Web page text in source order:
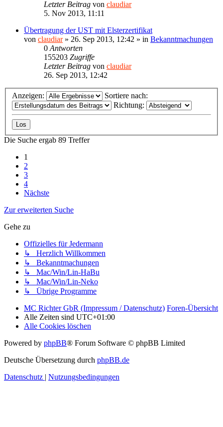
Letzter Beitrag von claudiar
5. Nov 2013, 11:11
Übertragung der UST mit Elsterzertifikat
von claudiar» 26. Sep 2013, 12:42 » in Bekanntmachungen
0 Antworten
155203 Zugriffe
Letzter Beitrag von claudiar
26. Sep 2013, 12:42
Anzeigen:
Sortiere nach:
Richtung:
Die Suche ergab 89 Treffer
1
2
3
4
Nächste
Zur erweiterten Suche
Gehe zu
Offizielles für Jedermann
↳ Herzlich Willkommen
↳ Bekanntmachungen
↳ Mac/Win/Lin-HaBu
↳ Mac/Win/Lin-Neko
↳ Übrige Programme
MC Richter GbR (Impressum / Datenschutz) Foren-Übersicht
Alle Zeiten sind UTC+01:00
Alle Cookies löschen
Powered by phpBB® Forum Software © phpBB Limited
Deutsche Übersetzung durch phpBB.de
Datenschutz
Nutzungsbedingungen